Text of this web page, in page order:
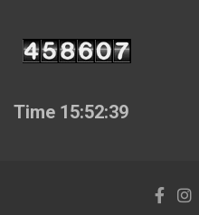
Time 15:52:40